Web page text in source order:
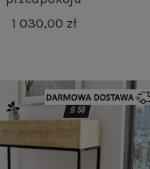
1 030,00 zł